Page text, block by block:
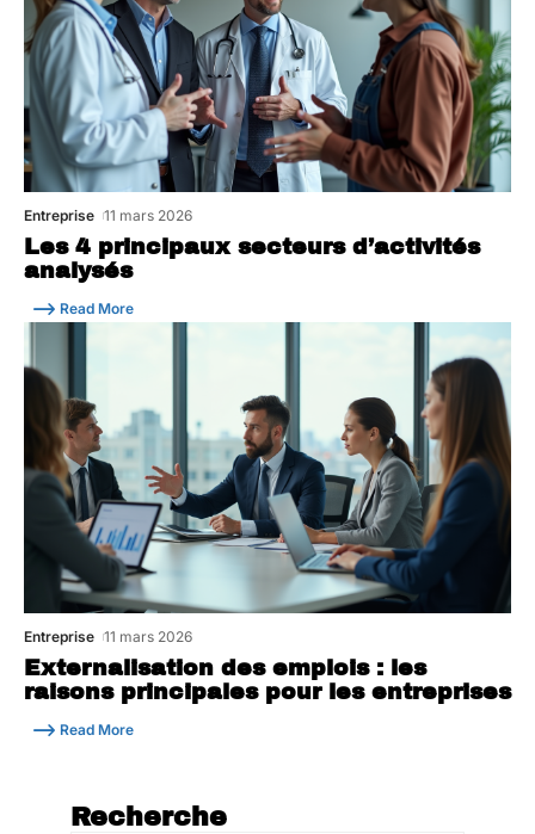
Les 4 principaux secteurs d’activités
analysés
Entreprise 11 mars 2026
Read More
Externalisation des emplois : les
raisons principales pour les entreprises
Entreprise 11 mars 2026
Read More
Recherche